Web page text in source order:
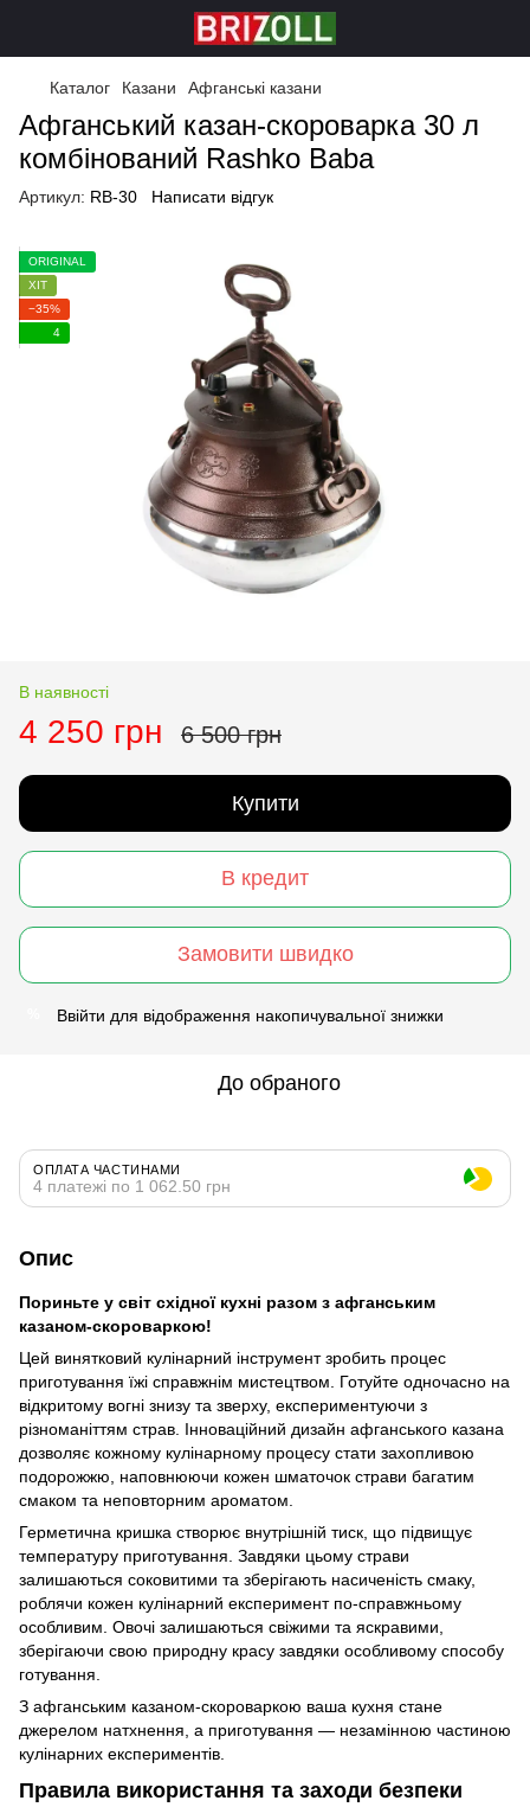
Каталог Казани Афганські казани
Афганський казан-скороварка 30 л
комбінований Rashko Baba
Артикул: RB-30 Написати відгук
ORIGINAL
ХІТ
−35%
4
В наявності
4 250 грн 6 500 грн
Купити
В кредит
Замовити швидко
Ввійти для відображення накопичувальної знижки
До обраного
ОПЛАТА ЧАСТИНАМИ
4 платежі по 1 062.50 грн
Опис
Пориньте у світ східної кухні разом з афганським
казаном-скороваркою!
Цей винятковий кулінарний інструмент зробить процес
приготування їжі справжнім мистецтвом. Готуйте одночасно на
відкритому вогні знизу та зверху, експериментуючи з
різноманіттям страв. Інноваційний дизайн афганського казана
дозволяє кожному кулінарному процесу стати захопливою
подорожжю, наповнюючи кожен шматочок страви багатим
смаком та неповторним ароматом.
Герметична кришка створює внутрішній тиск, що підвищує
температуру приготування. Завдяки цьому страви
залишаються соковитими та зберігають насиченість смаку,
роблячи кожен кулінарний експеримент по-справжньому
особливим. Овочі залишаються свіжими та яскравими,
зберігаючи свою природну красу завдяки особливому способу
готування.
З афганським казаном-скороваркою ваша кухня стане
джерелом натхнення, а приготування — незамінною частиною
кулінарних експериментів.
Правила використання та заходи безпеки